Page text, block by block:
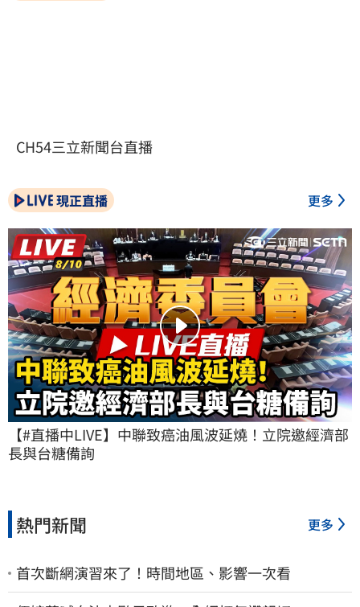
CH54三立新聞台直播
現正直播 更多
【#直播中LIVE】中聯致癌油風波延燒！立院邀經濟部
長與台糖備詢
熱門新聞 更多
首次斷網演習來了！時間地區、影響一次看